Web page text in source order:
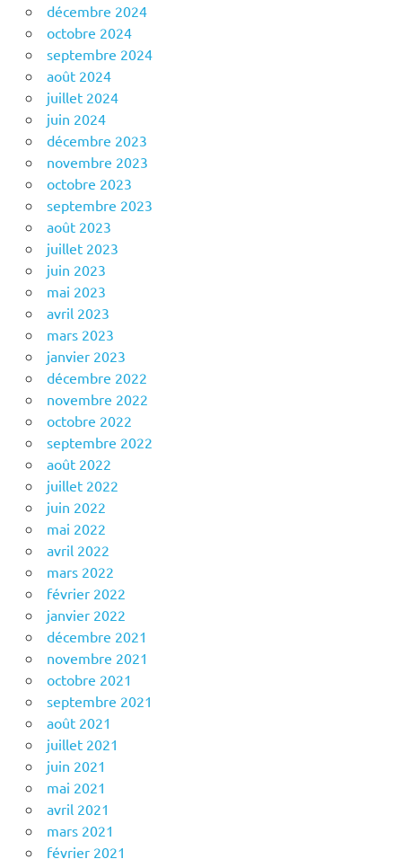
décembre 2024
octobre 2024
septembre 2024
août 2024
juillet 2024
juin 2024
décembre 2023
novembre 2023
octobre 2023
septembre 2023
août 2023
juillet 2023
juin 2023
mai 2023
avril 2023
mars 2023
janvier 2023
décembre 2022
novembre 2022
octobre 2022
septembre 2022
août 2022
juillet 2022
juin 2022
mai 2022
avril 2022
mars 2022
février 2022
janvier 2022
décembre 2021
novembre 2021
octobre 2021
septembre 2021
août 2021
juillet 2021
juin 2021
mai 2021
avril 2021
mars 2021
février 2021